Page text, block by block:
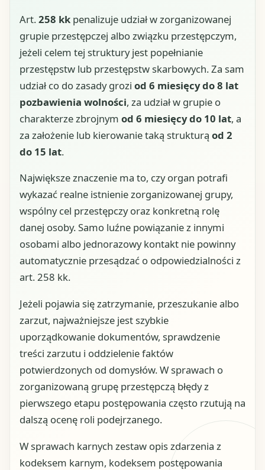
Art.258 kk penalizuje udział w zorganizowanej
grupie przestępczej albo związku przestępczym,
jeżeli celem tej struktury jest popełnianie
przestępstw lub przestępstw skarbowych. Za sam
udział co do zasady grozi od 6 miesięcy do 8 lat
pozbawienia wolności, za udział w grupie o
charakterze zbrojnym od 6 miesięcy do 10 lat, a
za założenie lub kierowanie taką strukturą od 2
do 15 lat.
Największe znaczenie ma to, czy organ potrafi
wykazać realne istnienie zorganizowanej grupy,
wspólny cel przestępczy oraz konkretną rolę
danej osoby. Samo luźne powiązanie z innymi
osobami albo jednorazowy kontakt nie powinny
automatycznie przesądzać o odpowiedzialności z
art. 258 kk.
Jeżeli pojawia się zatrzymanie, przeszukanie albo
zarzut, najważniejsze jest szybkie
uporządkowanie dokumentów, sprawdzenie
treści zarzutu i oddzielenie faktów
potwierdzonych od domysłów. W sprawach o
zorganizowaną grupę przestępczą błędy z
pierwszego etapu postępowania często rzutują na
dalszą ocenę roli podejrzanego.
W sprawach karnych zestaw opis zdarzenia z
kodeksem karnym, kodeksem postępowania